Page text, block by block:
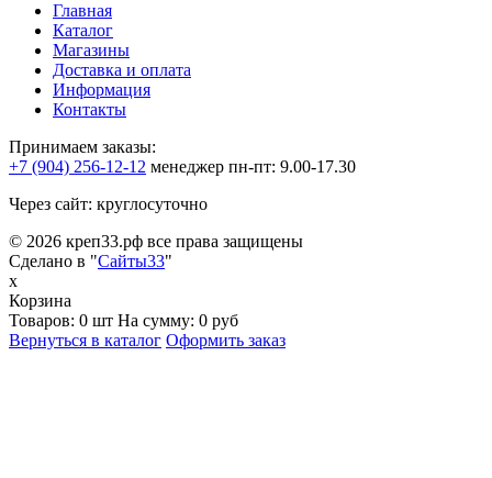
Главная
Каталог
Магазины
Доставка и оплата
Информация
Контакты
Принимаем заказы:
+7 (904) 256-12-12 менеджер пн-пт: 9.00-17.30
Через сайт: круглосуточно
© 2026 креп33.рф все права защищены
Сделано в "Сайты33"
x
Корзина
Товаров: 0 шт На сумму: 0 руб
Вернуться в каталог Оформить заказ